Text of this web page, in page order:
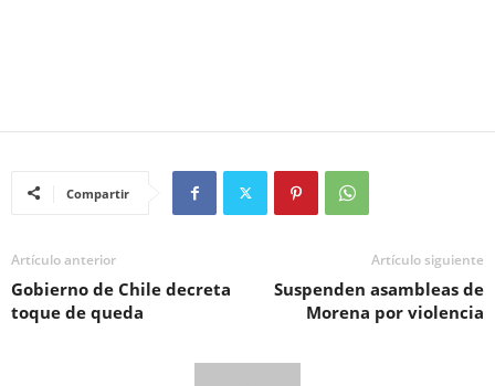
Compartir
Artículo anterior
Gobierno de Chile decreta
toque de queda
Artículo siguiente
Suspenden asambleas de
Morena por violencia